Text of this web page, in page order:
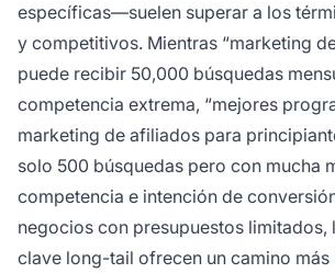
específicas—suelen superar a los
y competitivos. Mientras “marketing
puede recibir 50,000 búsquedas
competencia extrema, “mejores
marketing de afiliados para
solo 500 búsquedas pero con mucha
competencia e intención de
negocios con presupuestos limitados,
clave long-tail ofrecen un camino más